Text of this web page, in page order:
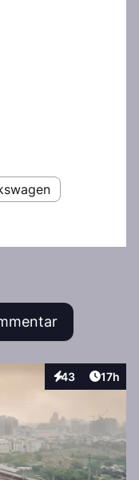
43
InteraktionenArtikel
17h